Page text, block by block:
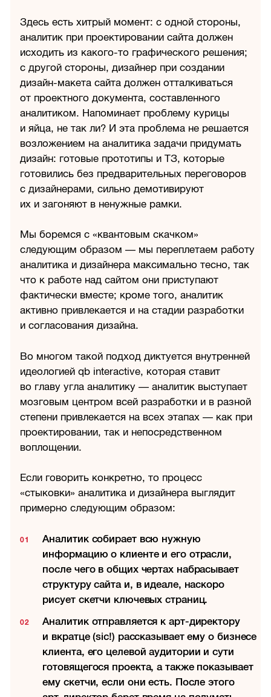
Здесь есть хитрый момент: с одной стороны,
аналитик при проектировании сайта должен
исходить из какого-то графического решения;
с другой стороны, дизайнер при создании
дизайн-макета сайта должен отталкиваться
от проектного документа, составленного
аналитиком. Напоминает проблему курицы
и яйца, не так ли? И эта проблема не решается
возложением на аналитика задачи придумать
дизайн: готовые прототипы и ТЗ, которые
готовились без предварительных переговоров
с дизайнерами, сильно демотивируют
их и загоняют в ненужные рамки.
Мы боремся с «квантовым скачком»
следующим образом — мы переплетаем работу
аналитика и дизайнера максимально тесно, так
что к работе над сайтом они приступают
фактически вместе; кроме того, аналитик
активно привлекается и на стадии разработки
и согласования дизайна.
Во многом такой подход диктуется внутренней
идеологией qb interactive, которая ставит
во главу угла аналитику — аналитик выступает
мозговым центром всей разработки и в разной
степени привлекается на всех этапах — как при
проектировании, так и непосредственном
воплощении.
Если говорить конкретно, то процесс
«стыковки» аналитика и дизайнера выглядит
примерно следующим образом:
Аналитик собирает всю нужную
информацию о клиенте и его отрасли,
после чего в общих чертах набрасывает
структуру сайта и, в идеале, наскоро
рисует скетчи ключевых страниц.
Аналитик отправляется к арт-директору
и вкратце (sic!) рассказывает ему о бизнесе
клиента, его целевой аудитории и сути
готовящегося проекта, а также показывает
ему скетчи, если они есть. После этого